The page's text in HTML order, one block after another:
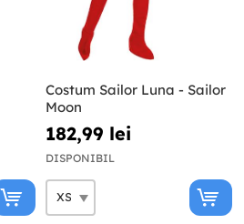
Costum Sailor Luna - Sailor
Moon
182,99 lei
DISPONIBIL